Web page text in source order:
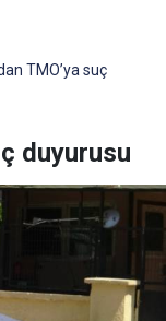
TMO’ya suç
duyurusu